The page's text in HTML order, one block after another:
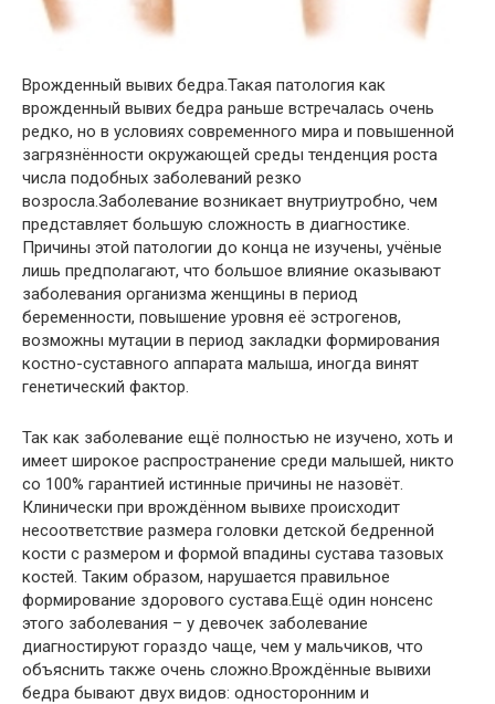
Врожденный вывих бедра.Такая патология как
врожденный вывих бедра раньше встречалась очень
редко, но в условиях современного мира и повышенной
загрязнённости окружающей среды тенденция роста
числа подобных заболеваний резко
возросла.Заболевание возникает внутриутробно, чем
представляет большую сложность в диагностике.
Причины этой патологии до конца не изучены, учёные
лишь предполагают, что большое влияние оказывают
заболевания организма женщины в период
беременности, повышение уровня её эстрогенов,
возможны мутации в период закладки формирования
костно-суставного аппарата малыша, иногда винят
генетический фактор.
Так как заболевание ещё полностью не изучено, хоть и
имеет широкое распространение среди малышей, никто
со 100% гарантией истинные причины не назовёт.
Клинически при врождённом вывихе происходит
несоответствие размера головки детской бедренной
кости с размером и формой впадины сустава тазовых
костей. Таким образом, нарушается правильное
формирование здорового сустава.Ещё один нонсенс
этого заболевания – у девочек заболевание
диагностируют гораздо чаще, чем у мальчиков, что
объяснить также очень сложно.Врождённые вывихи
бедра бывают двух видов: односторонним и